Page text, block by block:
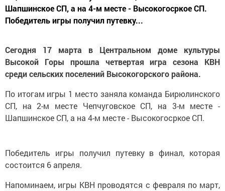
Шапшинское СП, а на 4-м месте - Высокогосркое СП.
Победитель игры получил путевку...
Сегодня 17 марта в Центральном доме культуры
Высокой Горы прошла четвертая игра сезона КВН
среди сельских поселений Высокогорского района.
По итогам игры 1 место заняла команда Бирюлинского
СП, на 2-м месте Чепчуговское СП, на 3-м месте -
Шапшинское СП, а на 4-м месте - Высокогосркое СП.
Победитель игры получил путевку в финал, которая
состоится 6 апреля.
Напоминаем, игры КВН проводятся с февраля по март,